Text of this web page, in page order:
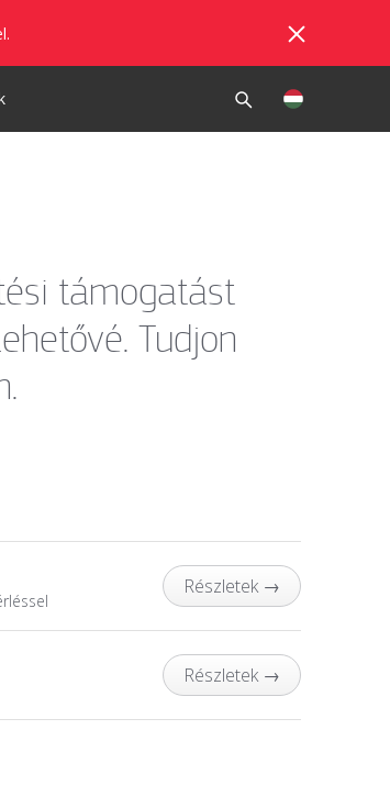
támogatást
Tudjon
Részletek →
Részletek →